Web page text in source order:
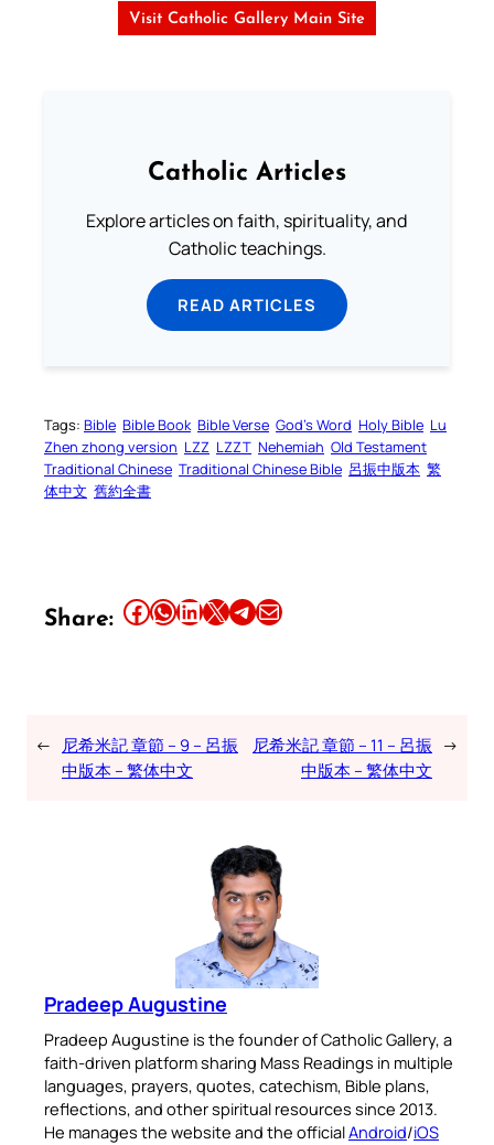
Visit Catholic Gallery Main Site
Catholic Articles
Explore articles on faith, spirituality, and
Catholic teachings.
READ ARTICLES
Tags: Bible Bible Book Bible Verse God’s Word Holy Bible Lu
Zhen zhong version LZZ LZZT Nehemiah Old Testament
Traditional Chinese Traditional Chinese Bible 呂振中版本 繁
体中文 舊約全書
Share: Share this article on Facebook Share this article on WhatsApp Share this article on LinkedIn Share this article on X Share this article on TelegramEmail this Article
← 尼希米記 章節 – 9 – 呂振
中版本 – 繁体中文
尼希米記 章節 – 11 – 呂振
中版本 – 繁体中文
→
Pradeep Augustine
Pradeep Augustine is the founder of Catholic Gallery, a
faith-driven platform sharing Mass Readings in multiple
languages, prayers, quotes, catechism, Bible plans,
reflections, and other spiritual resources since 2013.
He manages the website and the officialAndroid/iOS